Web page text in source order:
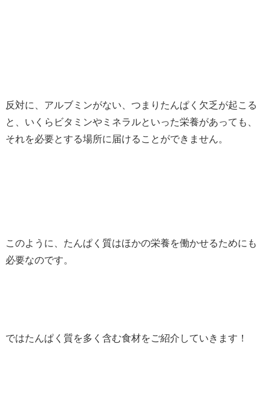
反対に、アルブミンがない、つまりたんぱく欠乏が起こる
と、いくらビタミンやミネラルといった栄養があっても、
それを必要とする場所に届けることができません。
このように、たんぱく質はほかの栄養を働かせるためにも
必要なのです。
ではたんぱく質を多く含む食材をご紹介していきます！